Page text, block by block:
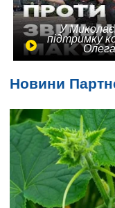
У
підтримку